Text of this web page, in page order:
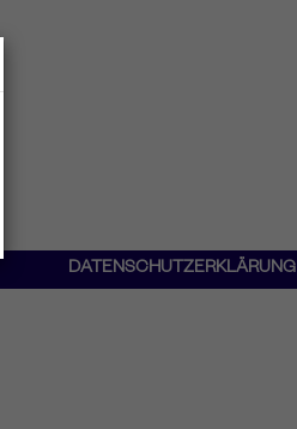
DATENSCHUTZERKLÄRUNG